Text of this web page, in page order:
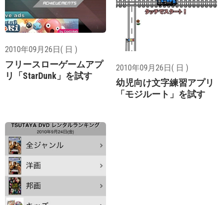
2010年09月26日( 日 )
フリースローゲームアプ
リ「StarDunk」を試す
2010年09月26日( 日 )
幼児向け文字練習アプリ
「モジルート」を試す